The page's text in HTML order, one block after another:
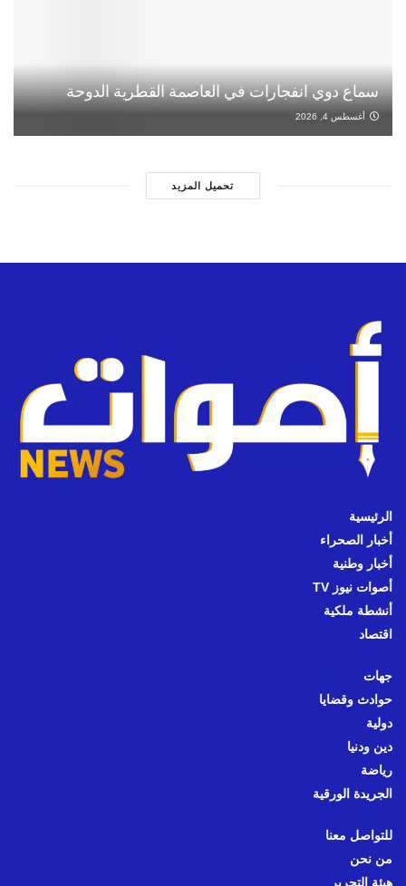
سماع دوي انفجارات في العاصمة القطرية الدوحة
أغسطس 4, 2026
تحميل المزيد
الرئيسية
أخبار الصحراء
أخبار وطنية
أصوات نيوز TV
أنشطة ملكية
اقتصاد
جهات
حوادث وقضايا
دولية
دين ودنيا
رياضة
الجريدة الورقية
للتواصل معنا
من نحن
هيئة التحرير